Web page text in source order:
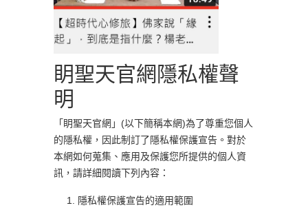
眀聖天官網隱私權聲
明
「眀聖天官網」(以下簡稱本網)為了尊重您個人
的隱私權，因此制訂了隱私權保護宣告。對於
本網如何蒐集、應用及保護您所提供的個人資
訊，請詳細閱讀下列內容：
隱私權保護宣告的適用範圍